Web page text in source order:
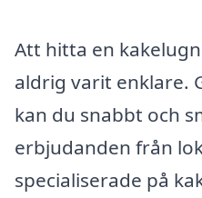
Att hitta en
aldrig varit enklare.
kan du snabbt och
erbjudanden från
specialiserade på